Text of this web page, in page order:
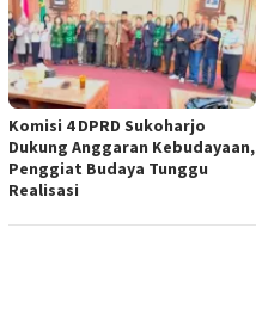
Komisi 4 DPRD Sukoharjo
Dukung Anggaran Kebudayaan,
Penggiat Budaya Tunggu
Realisasi